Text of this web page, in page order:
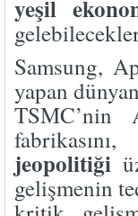
yeşil
Samsung,
yapan
TSMC’nin
fabrikasını,
jeopolitiği
gelişmenin